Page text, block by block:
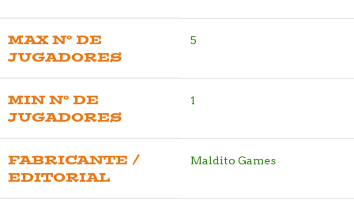
MAX Nº DE
JUGADORES
5
MIN Nº DE
JUGADORES
1
FABRICANTE /
EDITORIAL
Maldito Games